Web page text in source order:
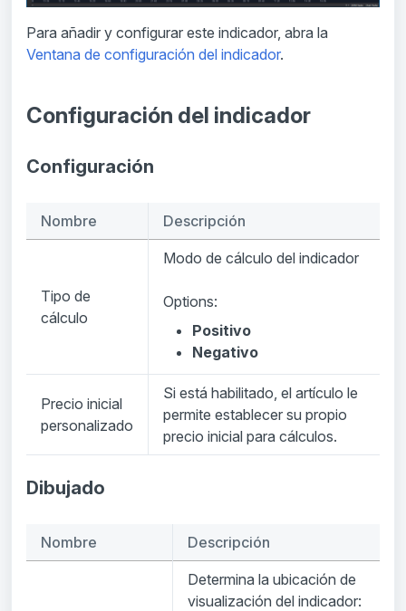
Para añadir y configurar este indicador, abra la
Ventana de configuración del indicador.
Configuración del indicador
Configuración
Nombre Descripción
Tipo de
cálculo
Modo de cálculo del indicador
Options:
Positivo
Negativo
Precio inicial
personalizado
Si está habilitado, el artículo le
permite establecer su propio
precio inicial para cálculos.
Dibujado
Nombre Descripción
Determina la ubicación de
visualización del indicador: